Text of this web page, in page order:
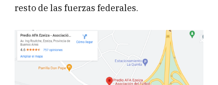
resto de las fuerzas federales.